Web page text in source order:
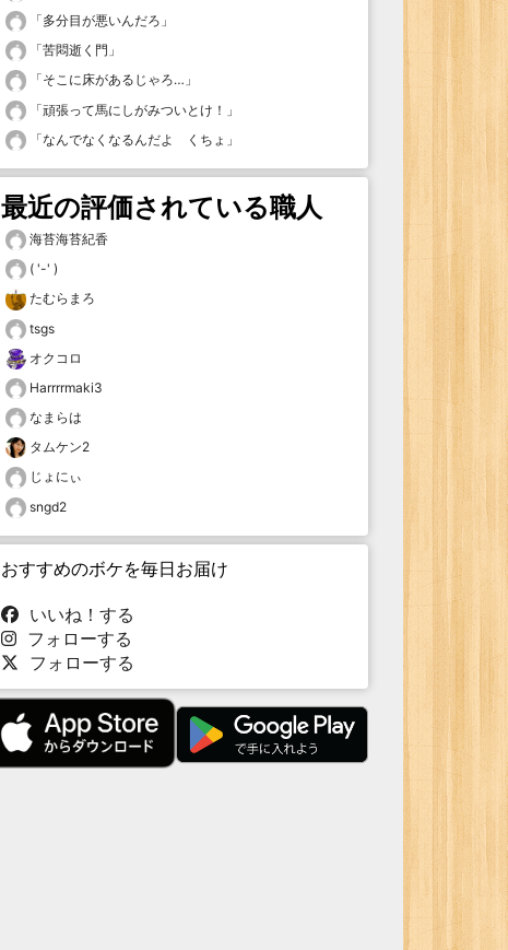
「多分目が悪いんだろ 」
「苦悶逝く門 」
「そこに床があるじゃろ… 」
「頑張って馬にしがみついとけ！ 」
「なんでなくなるんだよ くちょ 」
最近の評価されている職人
海苔海苔紀香
( '-' )
たむらまろ
tsgs
オクコロ
Harrrrmaki3
なまらは
タムケン2
じょにぃ
sngd2
おすすめのボケを毎日お届け
いいね！する
フォローする
フォローする